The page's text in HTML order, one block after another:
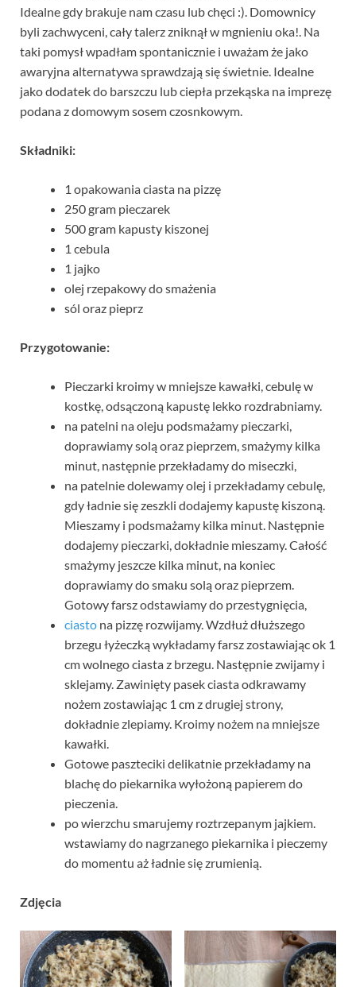
Idealne gdy brakuje nam czasu lub chęci :). Domownicy
byli zachwyceni, cały talerz zniknął w mgnieniu oka!. Na
taki pomysł wpadłam spontanicznie i uważam że jako
awaryjna alternatywa sprawdzają się świetnie. Idealne
jako dodatek do barszczu lub ciepła przekąska na imprezę
podana z domowym sosem czosnkowym.
Składniki:
1 opakowania ciasta na pizzę
250 gram pieczarek
500 gram kapusty kiszonej
1 cebula
1 jajko
olej rzepakowy do smażenia
sól oraz pieprz
Przygotowanie:
Pieczarki kroimy w mniejsze kawałki, cebulę w
kostkę, odsączoną kapustę lekko rozdrabniamy.
na patelni na oleju podsmażamy pieczarki,
doprawiamy solą oraz pieprzem, smażymy kilka
minut, następnie przekładamy do miseczki,
na patelnie dolewamy olej i przekładamy cebulę,
gdy ładnie się zeszkli dodajemy kapustę kiszoną.
Mieszamy i podsmażamy kilka minut. Następnie
dodajemy pieczarki, dokładnie mieszamy. Całość
smażymy jeszcze kilka minut, na koniec
doprawiamy do smaku solą oraz pieprzem.
Gotowy farsz odstawiamy do przestygnięcia,
ciasto na pizzę rozwijamy. Wzdłuż dłuższego
brzegu łyżeczką wykładamy farsz zostawiając ok 1
cm wolnego ciasta z brzegu. Następnie zwijamy i
sklejamy. Zawinięty pasek ciasta odkrawamy
nożem zostawiając 1 cm z drugiej strony,
dokładnie zlepiamy. Kroimy nożem na mniejsze
kawałki.
Gotowe paszteciki delikatnie przekładamy na
blachę do piekarnika wyłożoną papierem do
pieczenia.
po wierzchu smarujemy roztrzepanym jajkiem.
wstawiamy do nagrzanego piekarnika i pieczemy
do momentu aż ładnie się zrumienią.
Zdjęcia